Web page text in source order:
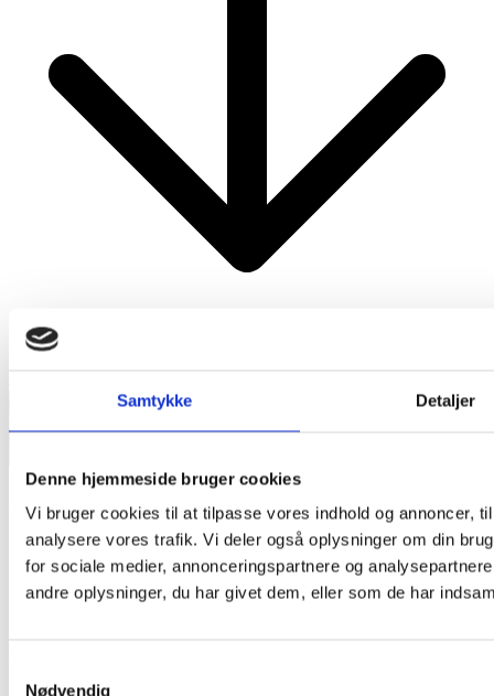
Samtykke Detaljer
Denne hjemmeside bruger cookies
Vi bruger cookies til at tilpasse vores indhold og annoncer,
analysere vores trafik. Vi deler også oplysninger om din
for sociale medier, annonceringspartnere og
andre oplysninger, du har givet dem, eller som de har
Nødvendig
Mest Læste